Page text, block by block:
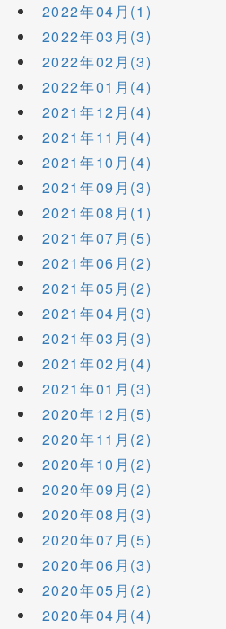
2022年04月(1)
2022年03月(3)
2022年02月(3)
2022年01月(4)
2021年12月(4)
2021年11月(4)
2021年10月(4)
2021年09月(3)
2021年08月(1)
2021年07月(5)
2021年06月(2)
2021年05月(2)
2021年04月(3)
2021年03月(3)
2021年02月(4)
2021年01月(3)
2020年12月(5)
2020年11月(2)
2020年10月(2)
2020年09月(2)
2020年08月(3)
2020年07月(5)
2020年06月(3)
2020年05月(2)
2020年04月(4)